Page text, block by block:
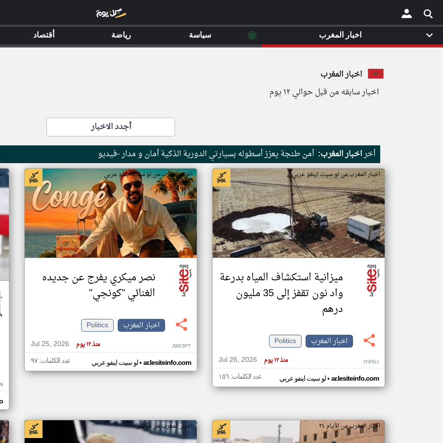
×
اخبار المغرب
اخبار سابقه من قبل حوالي ١٢ يوم
أجدد الاخبار
أخراخبار المغرب: أمن طنجة يعزز أسطوله بسيارتي الدورية الذكية أمان و مدار -فيديو
اخبار المغرب من لو سيت اينفو عربي
ميزانية استكشاف المياه بدرعة
واد نون تقفز إلى 35 مليون
درهم
اخبار المغرب
Politics
Jul 26, 2026
منذ ١٢ يوم IY65LI
لو سيت اينفو عربي• ar.lesiteinfo.com عدد الكلمات: ١٥٦
اخبار المغرب من لو سيت اينفو عربي
نصر ميكري يفرج عن جديده
الغنائي "كونجي"
اخبار المغرب
Politics
Jul 25, 2026
منذ ١٢ يوم JW23FT
لو سيت اينفو عربي• ar.lesiteinfo.com عدد الكلمات: ٩٧
اخبار المغرب من الأيام ٢٤ اخبار المغرب من مباشر
اخبار المغرب ◉ سياسة رياضة أقتصاد